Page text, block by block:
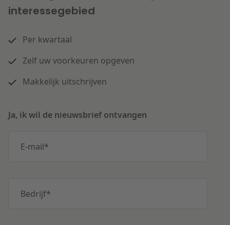
interessegebied
Per kwartaal
Zelf uw voorkeuren opgeven
Makkelijk uitschrijven
Ja, ik wil de nieuwsbrief ontvangen
E-mail*
Bedrijf*